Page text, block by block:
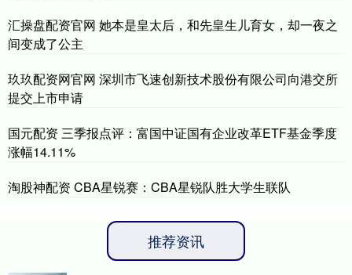
汇操盘配资官网 她本是皇太后，和先皇生儿育女，却一夜之
间变成了公主
玖玖配资网官网 深圳市飞速创新技术股份有限公司向港交所
提交上市申请
国元配资 三季报点评：富国中证国有企业改革ETF基金季度
涨幅14.11%
淘股神配资 CBA星锐赛：CBA星锐队胜大学生联队
推荐资讯